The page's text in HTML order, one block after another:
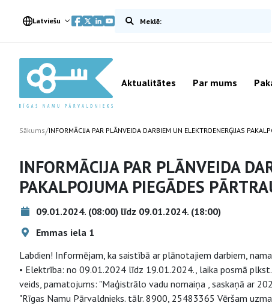
Latviešu Meklēt vietnē
Aktualitātes Par mums
Sākums/INFORMĀCIJA PAR PLĀNVEIDA DARBIEM UN ELEKTROENERĢIJAS
INFORMĀCIJA PAR PLĀNVEIDA
PAKALPOJUMA PIEGĀDES
09.01.2024. (08:00) līdz 09.01.2024. (18:00)
Emmas iela 1
Labdien! Informējam, ka saistībā ar plānotajiem darbiem,
• Elektrība: no 09.01.2024 līdz 19.01.2024., laika posmā
veids, pamatojums: "Maģistrālo vadu nomaiņa , saskaņā ar
"Rīgas Namu Pārvaldnieks. tālr. 8900, 25483365 Vēršam